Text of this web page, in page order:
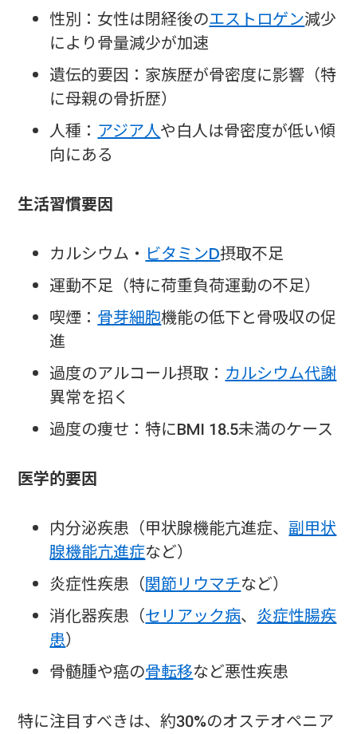
性別：女性は閉経後のエストロゲン減少
により骨量減少が加速
遺伝的要因：家族歴が骨密度に影響（特
に母親の骨折歴）
人種： アジア人や白人は骨密度が低い傾
向にある
生活習慣要因
カルシウム・ ビタミンD摂取不足
運動不足（特に荷重負荷運動の不足）
喫煙： 骨芽細胞機能の低下と骨吸収の促
進
過度のアルコール摂取： カルシウム代謝
異常を招く
過度の痩せ：特にBMI 18.5未満のケース
医学的要因
内分泌疾患（甲状腺機能亢進症、 副甲状
腺機能亢進症など）
炎症性疾患（関節リウマチなど）
消化器疾患（セリアック病、 炎症性腸疾
患）
骨髄腫や癌の骨転移など悪性疾患
特に注目すべきは、約30%のオステオペニア